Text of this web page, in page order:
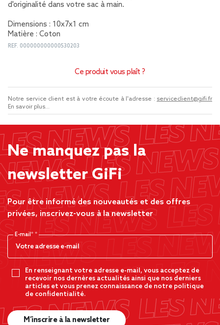
d'originalité dans votre sac à main.
Dimensions : 10x7x1 cm
Matière : Coton
REF. 000000000000530203
Ce produit vous plaît ?
Notre service client est à votre écoute à l'adresse : serviceclient@gifi.fr
En savoir plus...
Ne manquez pas la
newsletter GiFi
Pour être informé des nouveautés et des offres
privées, inscrivez-vous à la newsletter
E-mail*
En renseignant votre adresse e-mail, vous acceptez de
recevoir nos dernères actualités ainsi que nos derniers
articles et vous prenez connaissance de notre politique
de confidentialité.
M’inscrire à la newsletter